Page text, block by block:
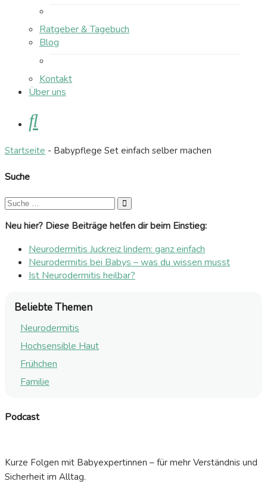
Ratgeber & Tagebuch
Blog
Kontakt
Über uns
Suche
Startseite - Babypflege Set einfach selber machen
Suche
Neu hier? Diese Beiträge helfen dir beim Einstieg:
Neurodermitis Juckreiz lindern: ganz einfach
Neurodermitis bei Babys – was du wissen musst
Ist Neurodermitis heilbar?
Beliebte Themen
Neurodermitis
Hochsensible Haut
Frühchen
Familie
Podcast
Kurze Folgen mit Babyexpertinnen – für mehr Verständnis und
Sicherheit im Alltag.